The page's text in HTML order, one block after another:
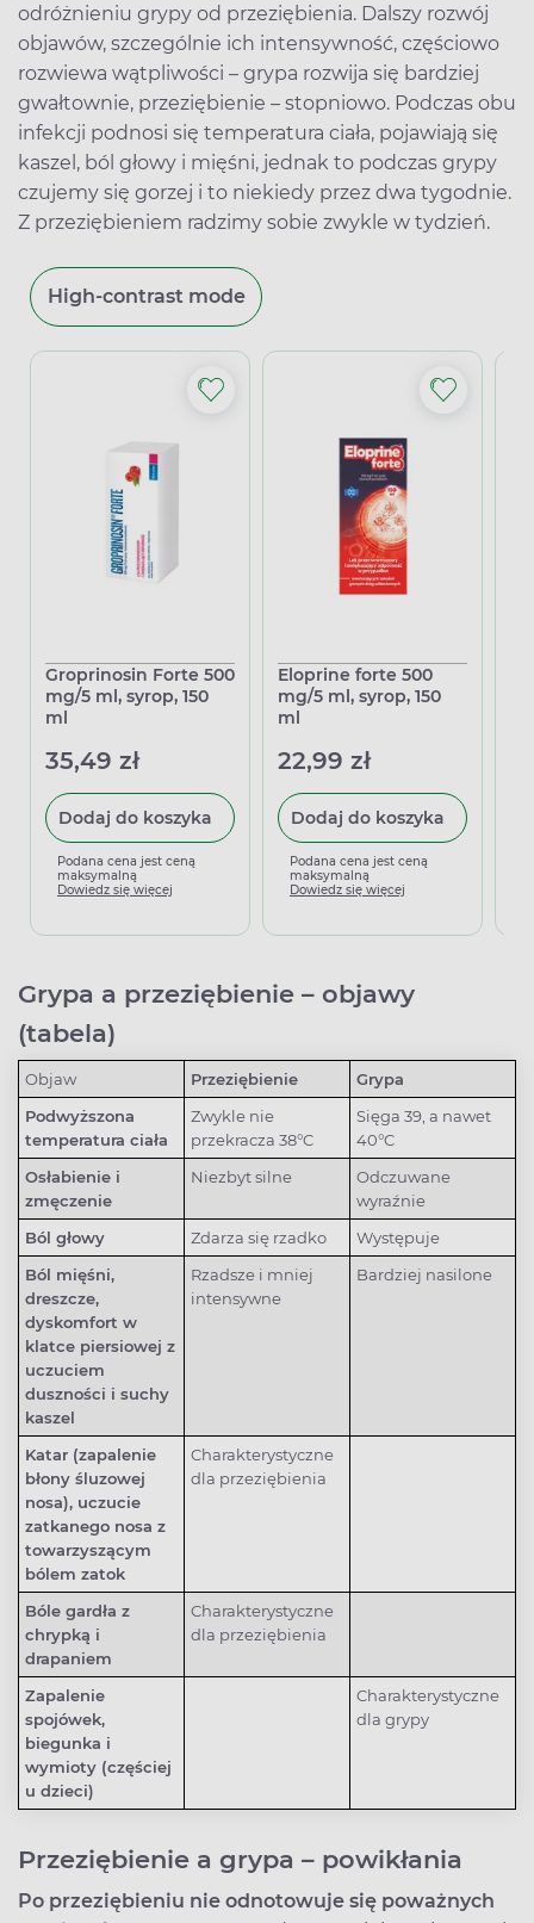
odróżnieniu grypy od przeziębienia. Dalszy rozwój
objawów, szczególnie ich intensywność, częściowo
rozwiewa wątpliwości – grypa rozwija się bardziej
gwałtownie, przeziębienie – stopniowo. Podczas obu
infekcji podnosi się temperatura ciała, pojawiają się
kaszel, ból głowy i mięśni, jednak to podczas grypy
czujemy się gorzej i to niekiedy przez dwa tygodnie.
Z przeziębieniem radzimy sobie zwykle w tydzień.
High-contrast mode
Groprinosin Forte 500
mg/5 ml, syrop, 150
ml
35,49 zł
Dodaj do koszyka
Podana cena jest ceną
maksymalną
Dowiedz się więcej
Eloprine forte 500
mg/5 ml, syrop, 150
ml
22,99 zł
Dodaj do koszyka
Podana cena jest ceną
maksymalną
Dowiedz się więcej
Grypa a przeziębienie – objawy
(tabela)
Objaw Przeziębienie
Grypa
Podwyższona
temperatura ciała
Zwykle nie
przekracza 38°C
Sięga 39, a nawet
40°C
Osłabienie i
zmęczenie
Niezbyt silne
Odczuwane
wyraźnie
Ból głowy
Zdarza się rzadko
Występuje
Ból mięśni,
dreszcze,
dyskomfort w
klatce piersiowej z
uczuciem
duszności i suchy
kaszel
Rzadsze i mniej
intensywne
Bardziej nasilone
Katar (zapalenie
błony śluzowej
nosa), uczucie
zatkanego nosa z
towarzyszącym
bólem zatok
Charakterystyczne
dla przeziębienia
Bóle gardła z
chrypką i
drapaniem
Charakterystyczne
dla przeziębienia
Zapalenie
spojówek,
biegunka i
wymioty (częściej
u dzieci)
Charakterystyczne
dla grypy
Przeziębienie a grypa – powikłania
Po przeziębieniu nie odnotowuje się poważnych